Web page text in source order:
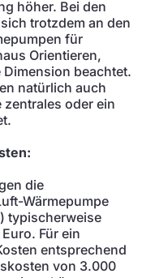
höher. Bei den
trotzdem an den
für
Orientieren,
beachtet.
natürlich auch
oder ein
die
Wärmepumpe
typischerweise
Für ein
entsprechend
von 3.000